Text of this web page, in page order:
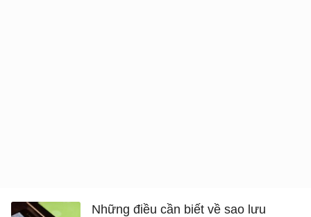
Những điều cần biết về sao lưu